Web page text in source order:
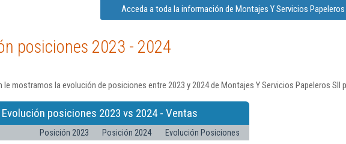
Acceda a toda la información de Montajes Y Servicios Papeleros
posiciones 2023 - 2024
mostramos la evolución de posiciones entre 2023 y 2024 de Montajes Y Servicios Papeleros Sll
Evolución posiciones 2023 vs 2024 - Ventas
Posición 2023 Posición 2024
Evolución Posiciones